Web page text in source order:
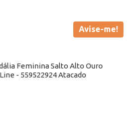
Avise-me!
Feminina Salto Alto Ouro
- 559522924 Atacado